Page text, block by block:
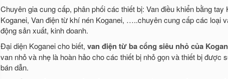
Chuyên gia cung cấp, phân phối các thiết bị: Van điều khiển bằng tay
Koganei, Van điện từ khí nén Koganei, …..chuyên cung cấp các loại
động sản xuất, kinh doanh.
Đại diện Koganei cho biết, van điện từ ba cổng siêu nhỏ của
van nhỏ và nhẹ là hoàn hảo cho các thiết bị nhỏ gọn và thiết bị
bán dẫn.